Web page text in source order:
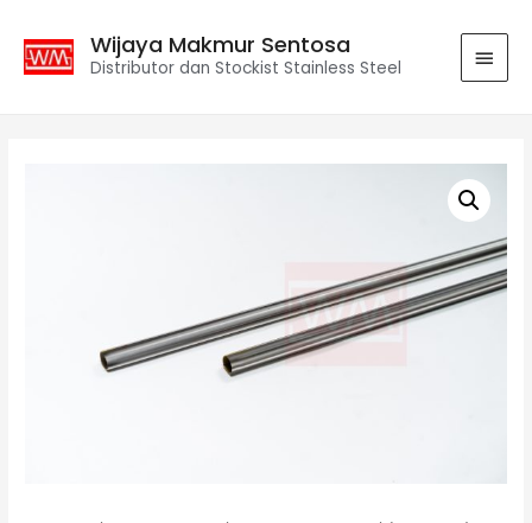
Wijaya Makmur Sentosa
Distributor dan Stockist Stainless Steel